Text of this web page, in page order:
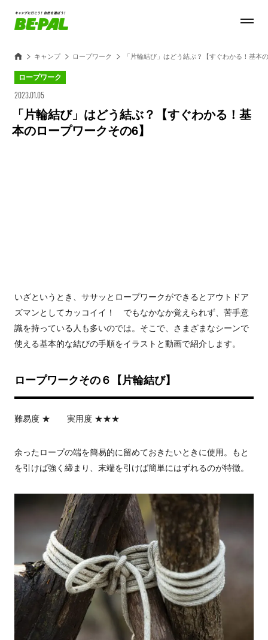
キャンプ ロープワーク 「片輪結び」はどう結ぶ？【すぐわかる！基本
ロープワーク
2023.01.05
「片輪結び」はどう結ぶ？【すぐわかる！基
本のロープワークその6】
いざというとき、ササッとロープワークができるとアウトドア
ズマンとしてカッコイイ！ でもなかなか覚えられず、苦手意
識を持っている人も多いのでは。そこで、さまざまなシーンで
使える基本的な結びの手順をイラストと動画で紹介します。
ロープワークその６【片輪結び】
難易度 ★ 実用度 ★★★
余ったロープの端を簡易的に留めておきたいときに使用。もと
を引けば強く締まり、末端を引けば簡単にはずれるのが特徴。